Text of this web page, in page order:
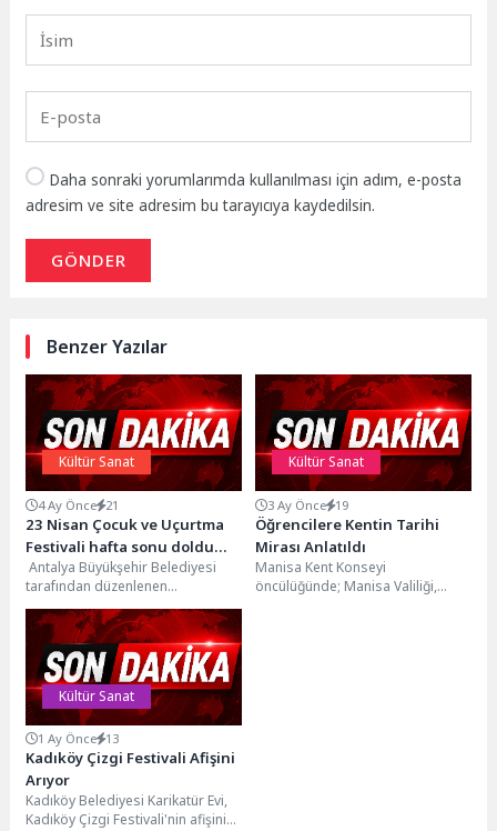
Daha sonraki yorumlarımda kullanılması için adım, e-posta
adresim ve site adresim bu tarayıcıya kaydedilsin.
GÖNDER
Benzer Yazılar
Kültür Sanat
4 Ay Önce 21
23 Nisan Çocuk ve Uçurtma
Festivali hafta sonu doldu
taştı
Antalya Büyükşehir Belediyesi
tarafından düzenlenen
Uluslararası Çocuk ve Uçurtma
Festivali 23 Nisan’da çocuklara
dolu dolu...
Kültür Sanat
3 Ay Önce 19
Öğrencilere Kentin Tarihi
Mirası Anlatıldı
Manisa Kent Konseyi
öncülüğünde; Manisa Valiliği,
Kültür Sanat
1 Ay Önce 13
Kadıköy Çizgi Festivali Afişini
Arıyor
Kadıköy Belediyesi Karikatür Evi,
Kadıköy Çizgi Festivali'nin afişini